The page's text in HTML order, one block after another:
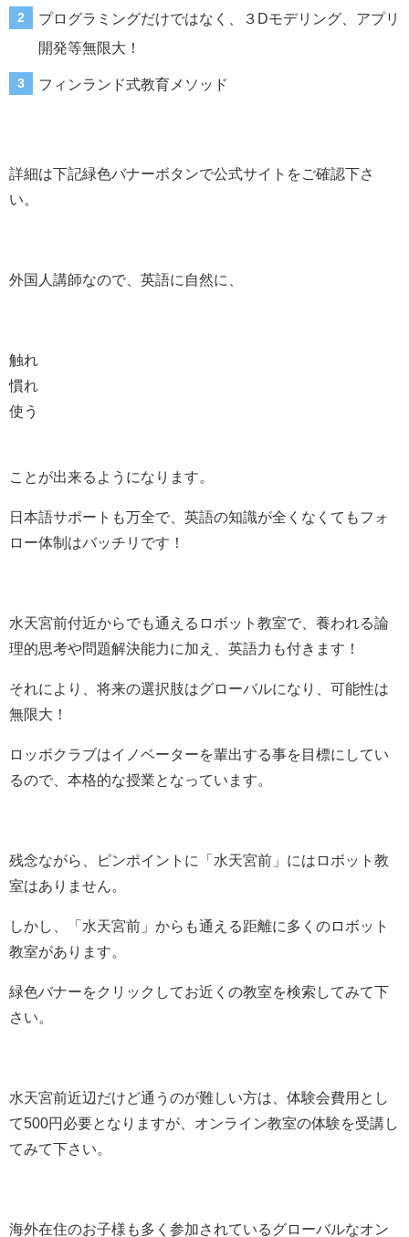
プログラミングだけではなく、３Dモデリング、アプリ
開発等無限大！
フィンランド式教育メソッド
詳細は下記緑色バナーボタンで公式サイトをご確認下さ
い。
外国人講師なので、英語に自然に、
触れ
慣れ
使う
ことが出来るようになります。
日本語サポートも万全で、英語の知識が全くなくてもフォ
ロー体制はバッチリです！
水天宮前付近からでも通えるロボット教室で、養われる論
理的思考や問題解決能力に加え、英語力も付きます！
それにより、将来の選択肢はグローバルになり、可能性は
無限大！
ロッボクラブはイノベーターを輩出する事を目標にしてい
るので、本格的な授業となっています。
残念ながら、ピンポイントに「水天宮前」にはロボット教
室はありません。
しかし、「水天宮前」からも通える距離に多くのロボット
教室があります。
緑色バナーをクリックしてお近くの教室を検索してみて下
さい。
水天宮前近辺だけど通うのが難しい方は、体験会費用とし
て500円必要となりますが、オンライン教室の体験を受講し
てみて下さい。
海外在住のお子様も多く参加されているグローバルなオン